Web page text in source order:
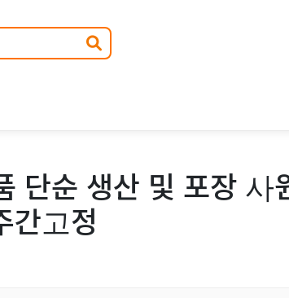
단순 생산 및 포장 사
간고정